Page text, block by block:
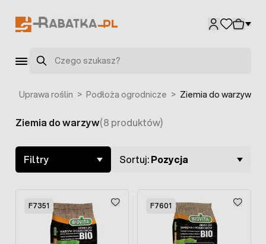
Szukaj
Uprawa roślin > Podłoża ogrodnicze > Ziemia do warzyw
Skip to product list
Ziemia do warzyw(8 produktów)
Filtry Sortuj:Pozycja
F7351 F7601